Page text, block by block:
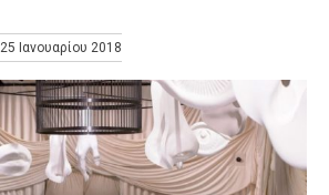
25 Ιανουαρίου 2018